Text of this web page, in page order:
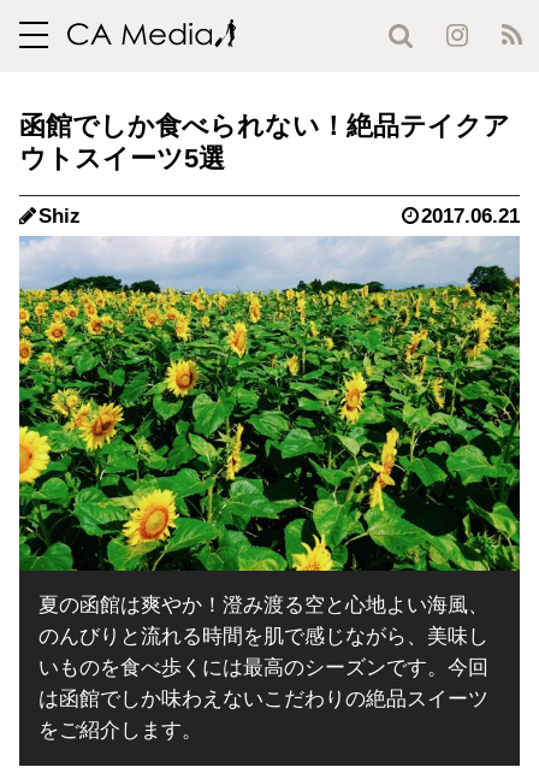
toggle
函館でしか食べられない！絶品テイクア
ウトスイーツ5選
Shiz 2017.06.21
夏の函館は爽やか！澄み渡る空と心地よい海風、
のんびりと流れる時間を肌で感じながら、美味し
いものを食べ歩くには最高のシーズンです。今回
は函館でしか味わえないこだわりの絶品スイーツ
をご紹介します。